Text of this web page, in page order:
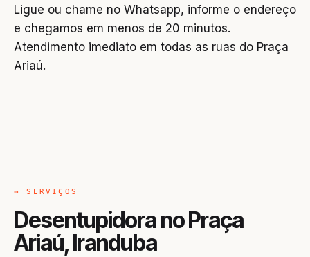
Ligue ou chame no Whatsapp, informe o endereço
e chegamos em menos de 20 minutos.
Atendimento imediato em todas as ruas do Praça
Ariaú.
→ SERVIÇOS
Desentupidora no Praça
Ariaú, Iranduba